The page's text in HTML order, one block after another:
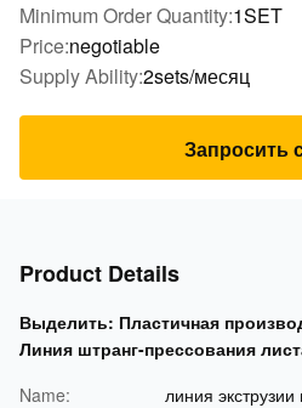
Minimum Order Quantity:1SET
Price:negotiable
Supply Ability:2sets/месяц
Запросить
Product Details
Выделить: Пластичная
Линия штранг-прессования
Name:
линия